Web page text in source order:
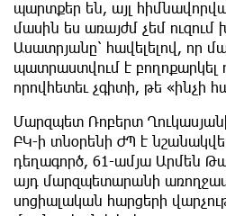
պարտքեր են, այլ
մասին ես առայժմ չեմ ուզում
Ասատրյանը՝ հավելելով, որ
պատրաստվում է
որովհետեւ չգիտի, թե «ինչի
Մարզպետ Ռոբերտ
ԲԿ-ի տնօրենի ԺՊ է
դեղագործ, 61-ամյա Արմեն
այդ մարզպետարանի
սոցիալական հարցերի